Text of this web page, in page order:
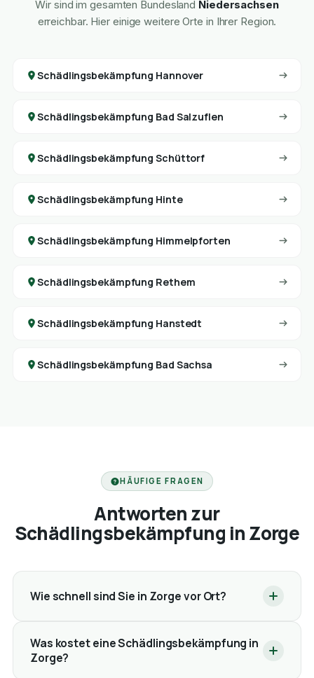
Wir sind im gesamten Bundesland Niedersachsen
erreichbar. Hier einige weitere Orte in Ihrer Region.
Schädlingsbekämpfung Hannover
Schädlingsbekämpfung Bad Salzuflen
Schädlingsbekämpfung Schüttorf
Schädlingsbekämpfung Hinte
Schädlingsbekämpfung Himmelpforten
Schädlingsbekämpfung Rethem
Schädlingsbekämpfung Hanstedt
Schädlingsbekämpfung Bad Sachsa
HÄUFIGE FRAGEN
Antworten zur
Schädlingsbekämpfung in Zorge
Wie schnell sind Sie in Zorge vor Ort?
Was kostet eine Schädlingsbekämpfung in
Zorge?